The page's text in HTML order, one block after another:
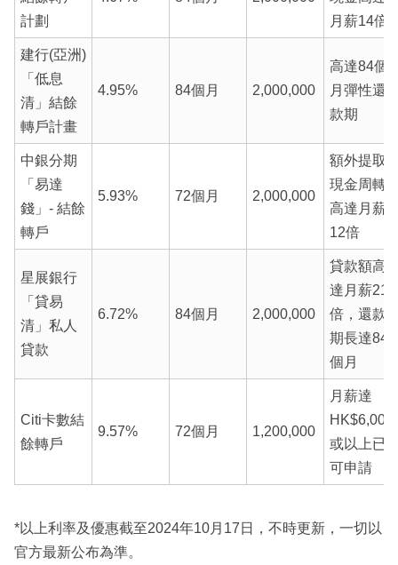
計劃
月薪14倍
建行(亞洲)
「低息
清」結餘
轉戶計畫
4.95% 84個月 2,000,000
高達84個
月彈性還
款期
中銀分期
「易達
錢」- 結餘
轉戶
5.93% 72個月 2,000,000
額外提取
現金周轉
高達月薪
12倍
星展銀行
「貸易
清」私人
貸款
6.72% 84個月 2,000,000
貸款額高
達月薪21
倍，還款
期長達84
個月
Citi卡數結
餘轉戶
9.57% 72個月 1,200,000
月薪達
HK$6,000
或以上已
可申請
*以上利率及優惠截至2024年10月17日，不時更新，一切以
官方最新公布為準。